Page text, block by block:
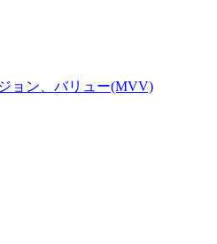
ョン、バリュー(MVV)